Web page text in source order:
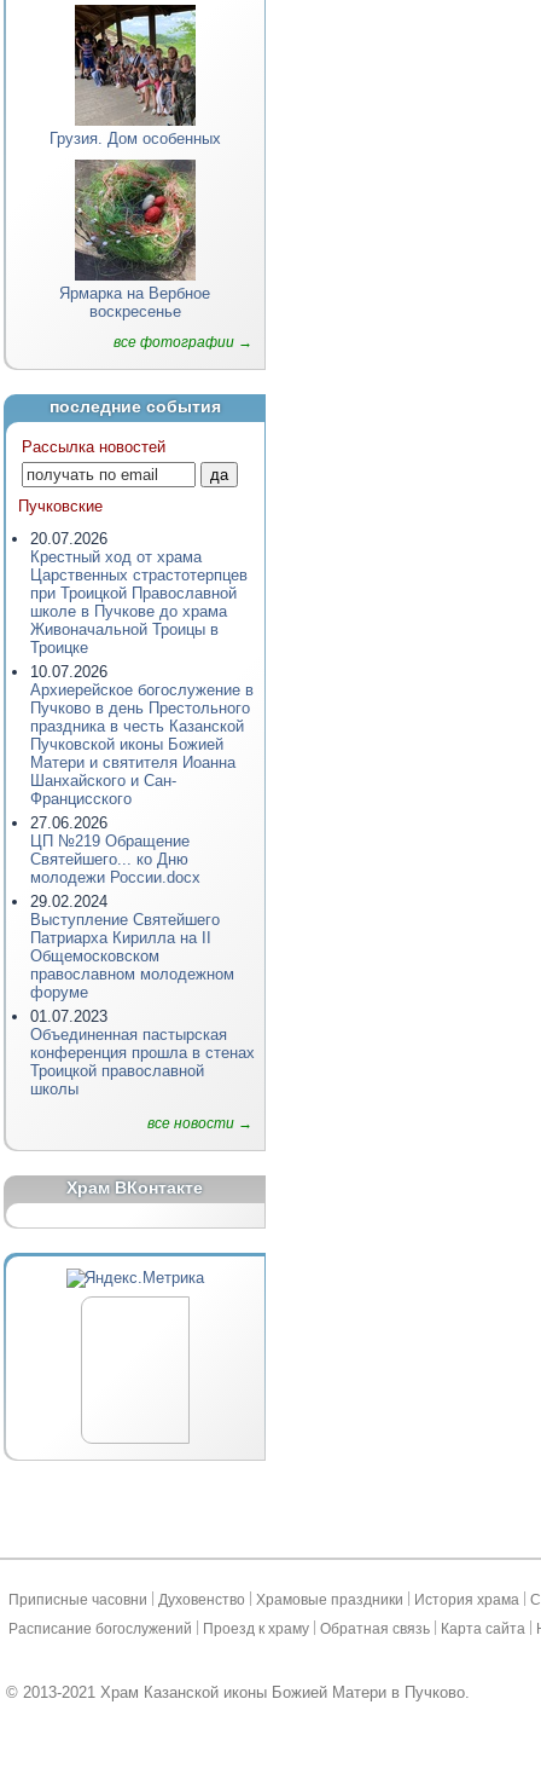
Грузия. Дом особенных
Ярмарка на Вербное
воскресенье
все фотографии →
последние события
Рассылка новостей
Пучковские
20.07.2026
Крестный ход от храма
Царственных страстотерпцев
при Троицкой Православной
школе в Пучкове до храма
Живоначальной Троицы в
Троицке
10.07.2026
Архиерейское богослужение в
Пучково в день Престольного
праздника в честь Казанской
Пучковской иконы Божией
Матери и святителя Иоанна
Шанхайского и Сан-
Францисского
27.06.2026
ЦП №219 Обращение
Святейшего... ко Дню
молодежи России.docx
29.02.2024
Выступление Святейшего
Патриарха Кирилла на II
Общемосковском
православном молодежном
форуме
01.07.2023
Объединенная пастырская
конференция прошла в стенах
Троицкой православной
школы
все новости →
Храм ВКонтакте
Приписные часовни Духовенство Храмовые праздники История храма
Расписание богослужений
Проезд к храму Обратная связь Карта сайта
© 2013-2021 Храм Казанской иконы Божией Матери в Пучково.